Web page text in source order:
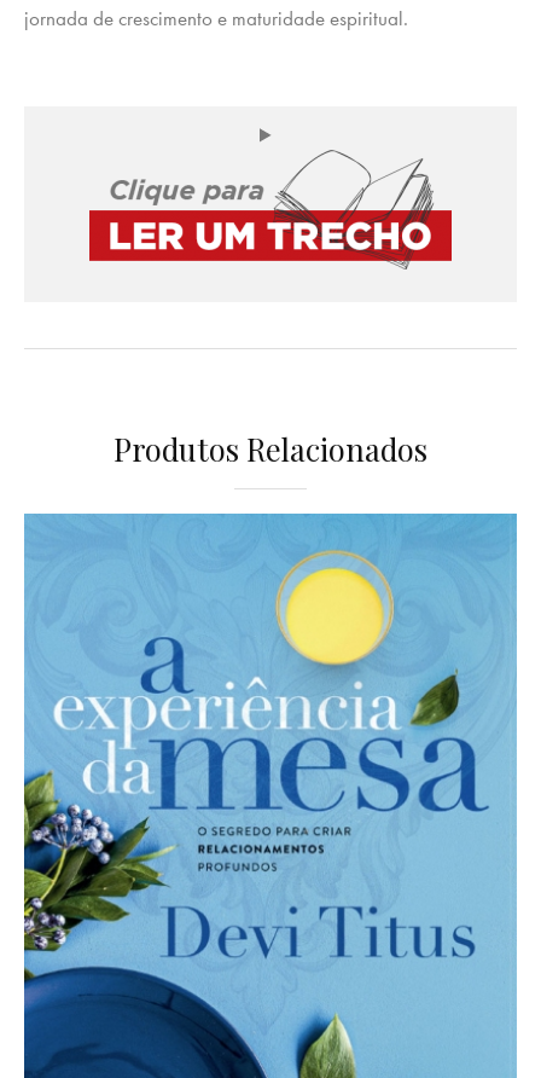
jornada de crescimento e maturidade espiritual.
Produtos Relacionados